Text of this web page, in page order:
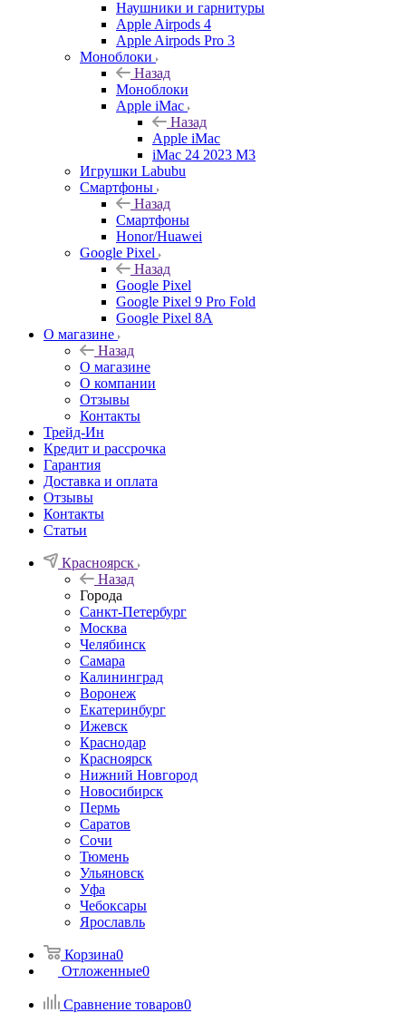
Наушники и гарнитуры
Apple Airpods 4
Apple Airpods Pro 3
Моноблоки
Назад
Моноблоки
Apple iMac
Назад
Apple iMac
iMac 24 2023 M3
Игрушки Labubu
Смартфоны
Назад
Смартфоны
Honor/Huawei
Google Pixel
Назад
Google Pixel
Google Pixel 9 Pro Fold
Google Pixel 8A
О магазине
Назад
О магазине
О компании
Отзывы
Контакты
Трейд-Ин
Кредит и рассрочка
Гарантия
Доставка и оплата
Отзывы
Контакты
Статьи
Красноярск
Назад
Города
Санкт-Петербург
Москва
Челябинск
Самара
Калининград
Воронеж
Екатеринбург
Ижевск
Краснодар
Красноярск
Нижний Новгород
Новосибирск
Пермь
Саратов
Сочи
Тюмень
Ульяновск
Уфа
Чебоксары
Ярославль
Корзина0
Отложенные0
Сравнение товаров0